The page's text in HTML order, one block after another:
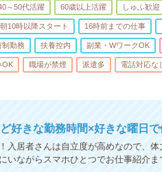
～50代活躍 60歳以上活躍 しゅふ歓迎
朝10時以降スタート 16時前までの仕事
制勤務 扶養控内 副業・WワークOK
OK 職場が禁煙 派遣多 電話対応な
好きな勤務時間×好きな曜日で
居者さんは自立度が高めなので、体
ながらスマホひとつでお仕事紹介ま